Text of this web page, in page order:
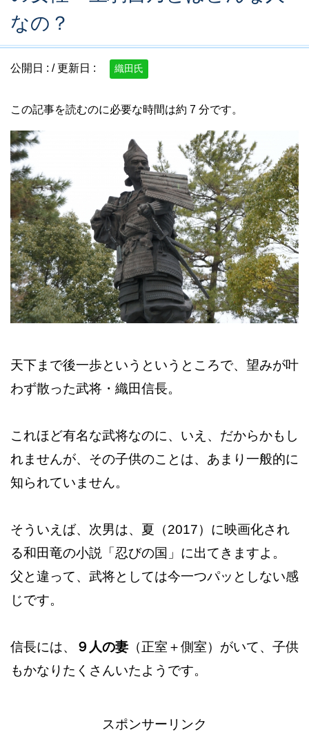
なの？
公開日 : / 更新日 : 織田氏
この記事を読むのに必要な時間は約 7 分です。
天下まで後一歩というというところで、望みが叶
わず散った武将・織田信長。
これほど有名な武将なのに、いえ、だからかもし
れませんが、その子供のことは、あまり一般的に
知られていません。
そういえば、次男は、夏（2017）に映画化され
る和田竜の小説「忍びの国」に出てきますよ。
父と違って、武将としては今一つパッとしない感
じです。
信長には、 ９人の妻 （正室＋側室）がいて、子供
もかなりたくさんいたようです。
スポンサーリンク